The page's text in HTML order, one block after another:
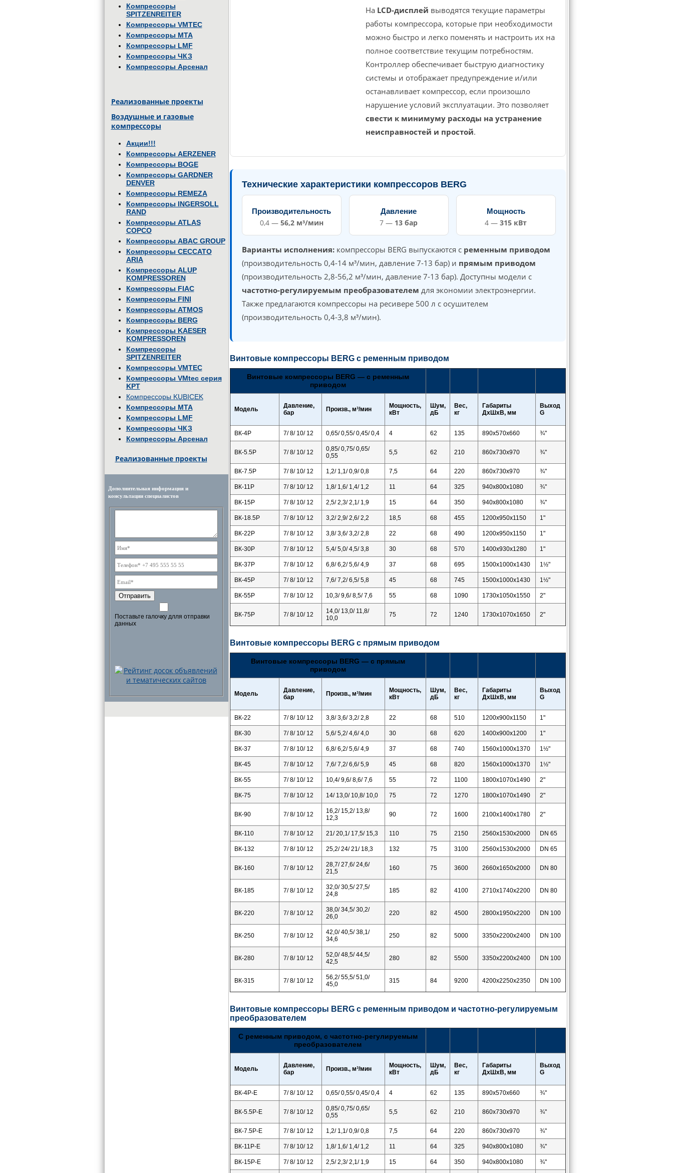
Компрессоры
SPITZENREITER
Компрессоры VMTEC
Компрессоры MTA
Компрессоры LMF
Компрессоры ЧКЗ
Компрессоры Арсенал
Реализованные проекты
Воздушные и газовые
компрессоры
Акции!!!
Компрессоры AERZENER
Компрессоры BOGE
Компрессоры GARDNER
DENVER
Компрессоры REMEZA
Компрессоры INGERSOLL
RAND
Компрессоры ATLAS
COPCO
Компрессоры ABAC GROUP
Компрессоры CECCATO
ARIA
Компрессоры ALUP
KOMPRESSOREN
Компрессоры FIAC
Компрессоры FINI
Компрессоры ATMOS
Компрессоры BERG
Компрессоры KAESER
KOMPRESSOREN
Компрессоры
SPITZENREITER
Компрессоры VMTEC
Компрессоры VMtec серия
KPT
Компрессоры KUBICEK
Компрессоры MTA
Компрессоры LMF
Компрессоры ЧКЗ
Компрессоры Арсенал
Реализованные проекты
Дополнительная информация и
консультации специалистов
Отправить
Поставьте галочку длля отправки
данных
На LCD-дисплей выводятся текущие параметры
работы компрессора, которые при необходимости
можно быстро и легко поменять и настроить их на
полное соответствие текущим потребностям.
Контроллер обеспечивает быструю диагностику
системы и отображает предупреждение и/или
останавливает компрессор, если произошло
нарушение условий эксплуатации. Это позволяет
свести к минимуму расходы на устранение
неисправностей и простой.
Технические характеристики компрессоров BERG
Производительность
0,4 — 56,2 м³/мин
Давление
7 — 13 бар
Мощность
4 — 315 кВт
Варианты исполнения:компрессоры BERG выпускаются с ременным приводом
(производительность 0,4-14 м³/мин, давление 7-13 бар) и прямым приводом
(производительность 2,8-56,2 м³/мин, давление 7-13 бар). Доступны модели с
частотно-регулируемым преобразователем для экономии электроэнергии.
Также предлагаются компрессоры на ресивере 500 л с осушителем
(производительность 0,4-3,8 м³/мин).
Винтовые компрессоры BERG с ременным приводом
Винтовые компрессоры BERG — с ременным
приводом
Модель
Давление,
бар
Произв., м³/мин
Мощность,
кВт
Шум,
дБ
Вес,
кг
Габариты
ДхШхВ, мм
Выход
G
ВК-4Р 7/ 8/ 10/ 12 0,65/ 0,55/ 0,45/ 0,4 4 62 135 890х570х660 ¾"
ВК-5.5Р 7/ 8/ 10/ 12
0,85/ 0,75/ 0,65/
0,55
5,5 62 210 860х730х970 ¾"
ВК-7.5Р 7/ 8/ 10/ 12 1,2/ 1,1/ 0,9/ 0,8 7,5 64 220 860х730х970 ¾"
ВК-11Р 7/ 8/ 10/ 12 1,8/ 1,6/ 1,4/ 1,2 11 64 325 940х800х1080 ¾"
ВК-15Р 7/ 8/ 10/ 12 2,5/ 2,3/ 2,1/ 1,9 15 64 350 940х800х1080 ¾"
ВК-18.5Р 7/ 8/ 10/ 12 3,2/ 2,9/ 2,6/ 2,2 18,5 68 455 1200х950х1150 1"
ВК-22Р 7/ 8/ 10/ 12 3,8/ 3,6/ 3,2/ 2,8 22 68 490 1200х950х1150 1"
ВК-30Р 7/ 8/ 10/ 12 5,4/ 5,0/ 4,5/ 3,8 30 68 570 1400х930х1280 1"
ВК-37Р 7/ 8/ 10/ 12 6,8/ 6,2/ 5,6/ 4,9 37 68 695 1500х1000х1430 1½"
ВК-45Р 7/ 8/ 10/ 12 7,6/ 7,2/ 6,5/ 5,8 45 68 745 1500х1000х1430 1½"
ВК-55Р 7/ 8/ 10/ 12 10,3/ 9,6/ 8,5/ 7,6 55 68 1090 1730х1050х1550 2"
ВК-75Р 7/ 8/ 10/ 12
14,0/ 13,0/ 11,8/
10,0
75 72 1240 1730х1070х1650 2"
Винтовые компрессоры BERG с прямым приводом
Винтовые компрессоры BERG — с прямым
приводом
Модель
Давление,
бар
Произв., м³/мин
Мощность,
кВт
Шум,
дБ
Вес,
кг
Габариты
ДхШхВ, мм
Выход
G
ВК-22 7/ 8/ 10/ 12 3,8/ 3,6/ 3,2/ 2,8 22 68 510 1200x900x1150 1"
ВК-30 7/ 8/ 10/ 12 5,6/ 5,2/ 4,6/ 4,0 30 68 620 1400х900х1200 1"
ВК-37 7/ 8/ 10/ 12 6,8/ 6,2/ 5,6/ 4,9 37 68 740 1560х1000х1370 1½"
ВК-45 7/ 8/ 10/ 12 7,6/ 7,2/ 6,6/ 5,9 45 68 820 1560х1000х1370 1½"
ВК-55 7/ 8/ 10/ 12 10,4/ 9,6/ 8,6/ 7,6 55 72 1100 1800x1070x1490 2"
ВК-75 7/ 8/ 10/ 12 14/ 13,0/ 10,8/ 10,0 75 72 1270 1800x1070x1490 2"
ВК-90 7/ 8/ 10/ 12
16,2/ 15,2/ 13,8/
12,3
90 72 1600 2100х1400х1780 2"
ВК-110 7/ 8/ 10/ 12 21/ 20,1/ 17,5/ 15,3 110 75 2150 2560х1530х2000 DN 65
ВК-132 7/ 8/ 10/ 12 25,2/ 24/ 21/ 18,3 132 75 3100 2560х1530х2000 DN 65
ВК-160 7/ 8/ 10/ 12
28,7/ 27,6/ 24,6/
21,5
160 75 3600 2660х1650х2000 DN 80
ВК-185 7/ 8/ 10/ 12
32,0/ 30,5/ 27,5/
24,8
185 82 4100 2710х1740х2200 DN 80
ВК-220 7/ 8/ 10/ 12
38,0/ 34,5/ 30,2/
26,0
220 82 4500 2800х1950х2200 DN 100
ВК-250 7/ 8/ 10/ 12
42,0/ 40,5/ 38,1/
34,6
250 82 5000 3350x2200х2400 DN 100
ВК-280 7/ 8/ 10/ 12
52,0/ 48,5/ 44,5/
42,5
280 82 5500 3350x2200х2400 DN 100
ВК-315 7/ 8/ 10/ 12
56,2/ 55,5/ 51,0/
45,0
315 84 9200 4200х2250х2350 DN 100
Винтовые компрессоры BERG с ременным приводом и частотно-регулируемым
преобразователем
С ременным приводом, с частотно-регулируемым
преобразователем
Модель
Давление,
бар
Произв., м³/мин
Мощность,
кВт
Шум,
дБ
Вес,
кг
Габариты
ДхШхВ, мм
Выход
G
ВК-4Р-Е 7/ 8/ 10/ 12 0,65/ 0,55/ 0,45/ 0,4 4 62 135 890х570х660 ¾"
ВК-5.5Р-Е 7/ 8/ 10/ 12
0,85/ 0,75/ 0,65/
0,55
5,5 62 210 860х730х970 ¾"
ВК-7.5Р-Е 7/ 8/ 10/ 12 1,2/ 1,1/ 0,9/ 0,8 7,5 64 220 860х730х970 ¾"
ВК-11Р-Е 7/ 8/ 10/ 12 1,8/ 1,6/ 1,4/ 1,2 11 64 325 940х800х1080 ¾"
ВК-15Р-Е 7/ 8/ 10/ 12 2,5/ 2,3/ 2,1/ 1,9 15 64 350 940х800х1080 ¾"